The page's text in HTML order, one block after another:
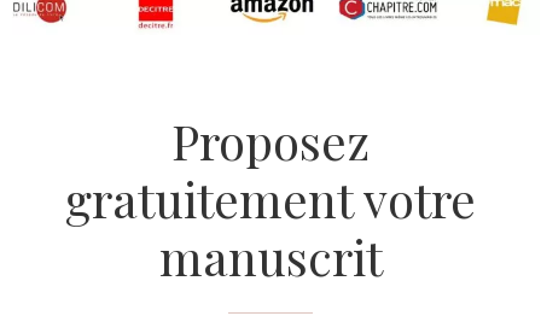
Proposez
gratuitement votre
manuscrit